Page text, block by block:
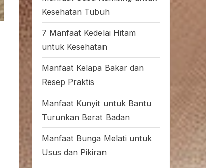
Kesehatan Tubuh
7 Manfaat Kedelai Hitam
untuk Kesehatan
Manfaat Kelapa Bakar dan
Resep Praktis
Manfaat Kunyit untuk Bantu
Turunkan Berat Badan
Manfaat Bunga Melati untuk
Usus dan Pikiran